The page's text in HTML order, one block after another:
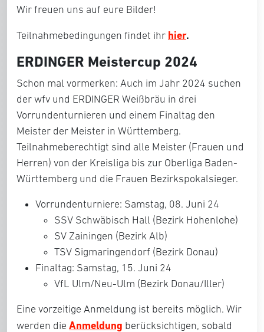
Wir freuen uns auf eure Bilder!
Teilnahmebedingungen findet ihr hier.
ERDINGER Meistercup 2024
Schon mal vormerken: Auch im Jahr 2024 suchen
der wfv und ERDINGER Weißbräu in drei
Vorrundenturnieren und einem Finaltag den
Meister der Meister in Württemberg.
Teilnahmeberechtigt sind alle Meister (Frauen und
Herren) von der Kreisliga bis zur Oberliga Baden-
Württemberg und die Frauen Bezirkspokalsieger.
Vorrundenturniere: Samstag, 08. Juni 24
SSV Schwäbisch Hall (Bezirk Hohenlohe)
SV Zainingen (Bezirk Alb)
TSV Sigmaringendorf (Bezirk Donau)
Finaltag: Samstag, 15. Juni 24
VfL Ulm/Neu-Ulm (Bezirk Donau/Iller)
Eine vorzeitige Anmeldung ist bereits möglich. Wir
werden die Anmeldung berücksichtigen, sobald